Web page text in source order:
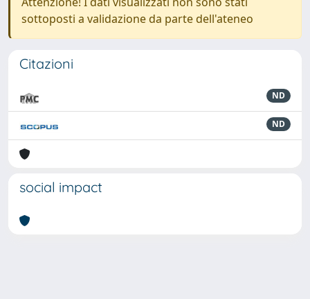
sottoposti a validazione da parte dell'ateneo
Citazioni
ND
ND
social impact